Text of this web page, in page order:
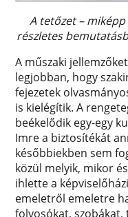
A tetőzet –
részletes
A műszaki
legjobban, hogy
fejezetek
is kielégítik. A
beékelődik egy-egy
Imre a biztosítékát
későbbiekben sem
közül melyik, mikor
ihlette a
emeletről emeletre
folyosókat, szobákat,